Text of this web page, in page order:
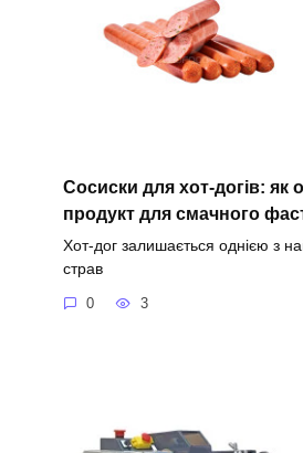
Сосиски для хот-догів: як
продукт для смачного
Хот-дог залишається однією з
страв
0 3